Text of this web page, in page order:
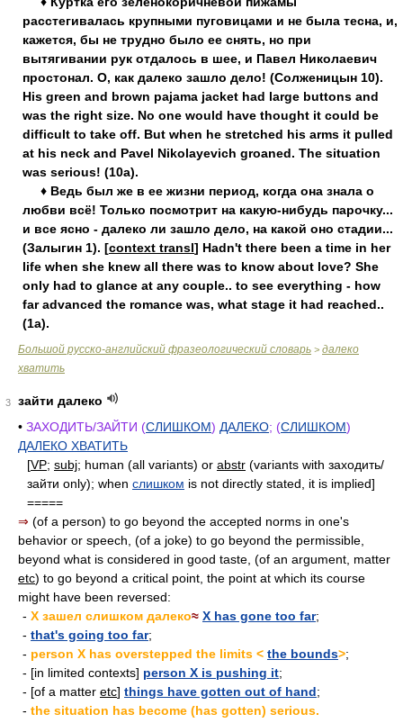
расстегивалась крупными пуговицами и не была тесна, и,
кажется, бы не трудно было ее снять, но при
вытягивании рук отдалось в шее, и Павел Николаевич
простонал. О, как далеко зашло дело! (Солженицын 10).
His green and brown pajama jacket had large buttons and
was the right size. No one would have thought it could be
difficult to take off. But when he stretched his arms it pulled
at his neck and Pavel Nikolayevich groaned. The situation
was serious! (10a).
♦ Ведь был же в ее жизни период, когда она знала о
любви всё! Только посмотрит на какую-нибудь парочку...
и все ясно - далеко ли зашло дело, на какой оно стадии...
(Залыгин 1). [context transl] Hadn't there been a time in her
life when she knew all there was to know about love? She
only had to glance at any couple.. to see everything - how
far advanced the romance was, what stage it had reached..
(1a).
Большой русско-английский фразеологический словарь > далеко
хватить
3
зайти далеко
• ЗАХОДИТЬ/ЗАЙТИ (СЛИШКОМ) ДАЛЕКО; (СЛИШКОМ)
ДАЛЕКО ХВАТИТЬ
[VP; subj; human (all variants) or abstr (variants with заходить/
зайти only); when слишком is not directly stated, it is implied]
=====
⇒ (of a person) to go beyond the accepted norms in one's
behavior or speech, (of a joke) to go beyond the permissible,
beyond what is considered in good taste, (of an argument, matter
etc) to go beyond a critical point, the point at which its course
might have been reversed:
- X зашел слишком далеко≈ X has gone too far;
- that's going too far;
- person X has overstepped the limits < the bounds>;
- [in limited contexts] person X is pushing it;
- [of a matter etc] things have gotten out of hand;
- the situation has become (has gotten) serious.